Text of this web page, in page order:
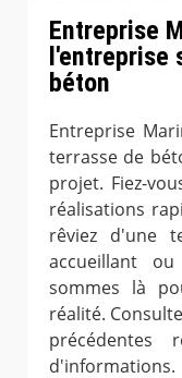
Entreprise
l'entreprise
béton
Entreprise
terrasse de
projet. Fiez-
réalisations
rêviez d'une
accueillant
sommes là
réalité.
précédentes